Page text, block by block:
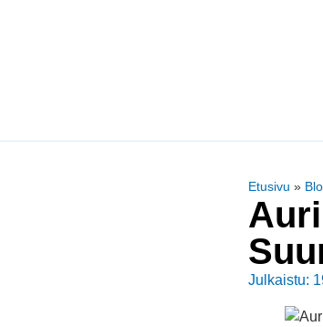
Etusivu »
Julkaistu: